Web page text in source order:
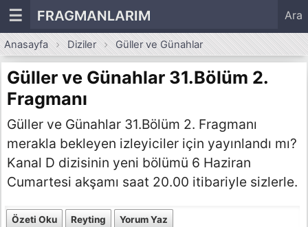
☰ FRAGMANLARIM Ara
Anasayfa Diziler Güller ve Günahlar
Güller ve Günahlar 31.Bölüm 2.
Fragmanı
Güller ve Günahlar 31.Bölüm 2. Fragmanı
merakla bekleyen izleyiciler için yayınlandı mı?
Kanal D dizisinin yeni bölümü 6 Haziran
Cumartesi akşamı saat 20.00 itibariyle sizlerle.
Özeti Oku Reyting Yorum Yaz